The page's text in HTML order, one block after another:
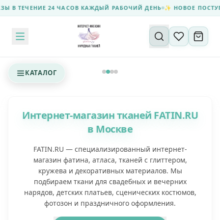
КАТАЛОГ
24 ЧАСОВ КАЖДЫЙ РАБОЧИЙ ДЕНЬ ✨ НОВОЕ
Поиск по сайту
Интернет-магазин тканей FATIN.RU
в Москве
FATIN.RU — специализированный интернет-
магазин фатина, атласа, тканей с глиттером,
кружева и декоративных материалов. Мы
подбираем ткани для свадебных и вечерних
нарядов, детских платьев, сценических костюмов,
фотозон и праздничного оформления.